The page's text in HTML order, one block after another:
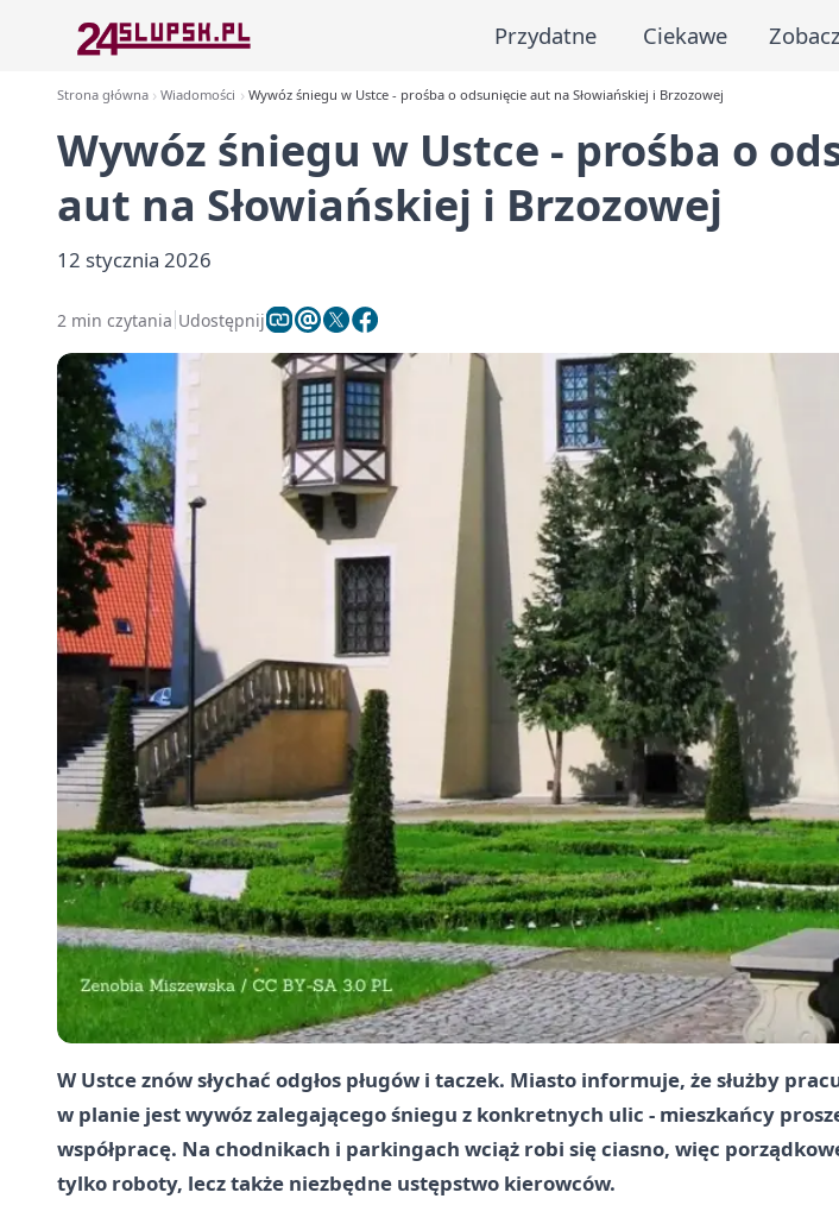
Przydatne Ciekawe Zobacz
Strona główna Wiadomości Wywóz śniegu w Ustce - prośba o odsunięcie aut na Słowiańskiej i Brzozowej
Wywóz śniegu w Ustce - prośba o
aut na Słowiańskiej i Brzozowej
12 stycznia 2026
2 min czytania Udostępnij
W Ustce znów słychać odgłos pługów i taczek. Miasto informuje, że służby
w planie jest wywóz zalegającego śniegu z konkretnych ulic - mieszkańcy
współpracę. Na chodnikach i parkingach wciąż robi się ciasno, więc
tylko roboty, lecz także niezbędne ustępstwo kierowców.